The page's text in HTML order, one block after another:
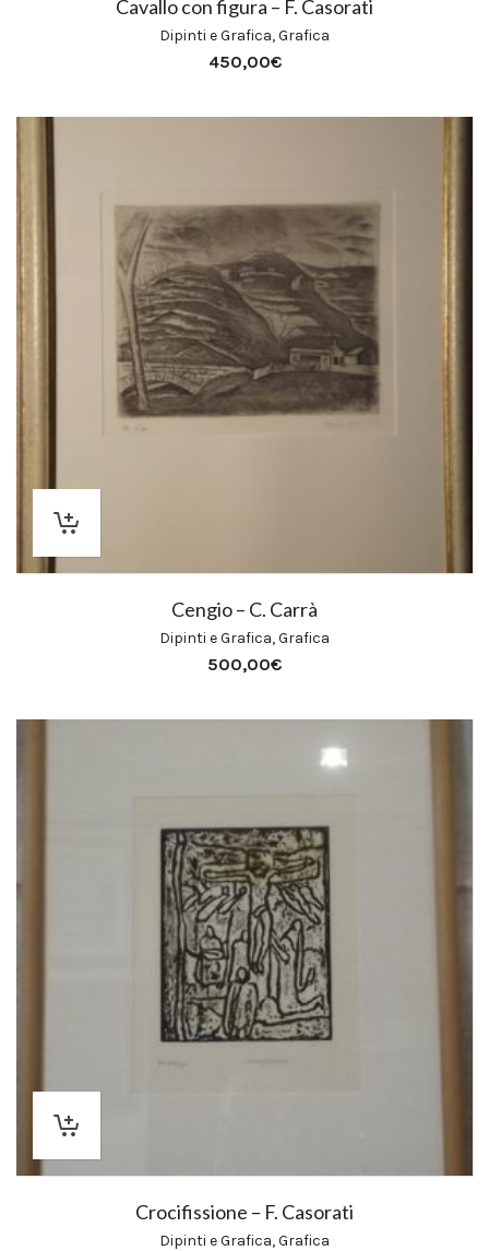
Cavallo con figura – F. Casorati
Dipinti e Grafica,Grafica
450,00€
Cengio – C. Carrà
Dipinti e Grafica,Grafica
500,00€
Crocifissione – F. Casorati
Dipinti e Grafica,Grafica